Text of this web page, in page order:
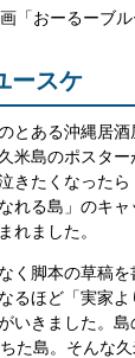
「おーるーブ
ースケ
とある沖縄居
米島のポスタ
きたくなった
れる島」のキ
れました。
く脚本の草稿
るほど「実家
いきました。
た島。そんな